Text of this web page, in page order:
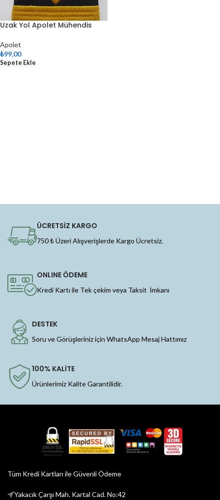
Uzak Yol Apolet Mühendis
Apolet
₺99,00
Sepete Ekle
ÜCRETSİZ KARGO
750 ₺ Üzeri Alışverişlerde Kargo Ücretsiz.
ONLINE ÖDEME
Kredi Kartı ile Tek çekim veya Taksit İmkanı
DESTEK
Soru ve Görüşleriniz için WhatsApp Mesaj Hattımız
100% KALİTE
Ürünlerimiz Kalite Garantilidir.
Tüm Kredi Kartları ile Güvenli Ödeme
Yakacık Çarşı Mah. Kartal Cad. No:42